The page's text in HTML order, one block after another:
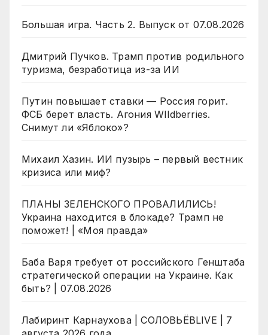
Большая игра. Часть 2. Выпуск от 07.08.2026
Дмитрий Пучков. Трамп против родильного
туризма, безработица из-за ИИ
Путин повышает ставки — Россия горит.
ФСБ берет власть. Агония WIldberries.
Снимут ли «Яблоко»?
Михаил Хазин. ИИ пузырь – первый вестник
кризиса или миф?
ПЛАНЫ ЗЕЛЕНСКОГО ПРОВАЛИЛИСЬ!
Украина находится в блокаде? Трамп не
поможет! | «Моя правда»
Баба Варя требует от российского Генштаба
стратегической операции на Украине. Как
быть? | 07.08.2026
Лабиринт Карнаухова | СОЛОВЬЁВLIVE | 7